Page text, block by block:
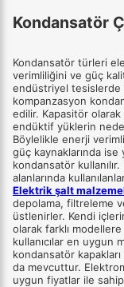
Kondansatör
Kondansatör türleri
verimliliğini ve güç
endüstriyel tesislerde
kompanzasyon
edilir. Kapasitör
endüktif yüklerin
Böylelikle enerji
güç kaynaklarında
kondansatör
alanlarında
Elektrik şalt
depolama, filtreleme
üstlenirler. Kendi
olarak farklı
kullanıcılar en uygun
kondansatör
da mevcuttur.
uygun fiyatlar ile